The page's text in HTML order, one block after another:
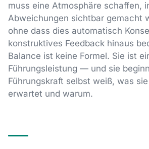
muss eine Atmosphäre schaffen,
Abweichungen sichtbar gemacht
ohne dass dies automatisch
konstruktives Feedback hinaus
Balance ist keine Formel. Sie ist
Führungsleistung — und sie
Führungskraft selbst weiß, was
erwartet und warum.